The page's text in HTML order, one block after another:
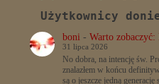
Użytkownicy
boni- Warto zobaczyć:
31 lipca 2026
No dobra, na intencję św.
znalazłem w końcu
są o jeszcze jedną generację